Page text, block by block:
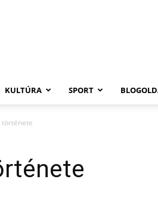
KULTÚRA SPORT
története